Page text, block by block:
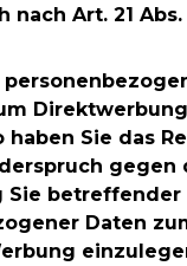
Art. 21 Abs.
haben Sie das
gegen
Sie betreffender
Daten